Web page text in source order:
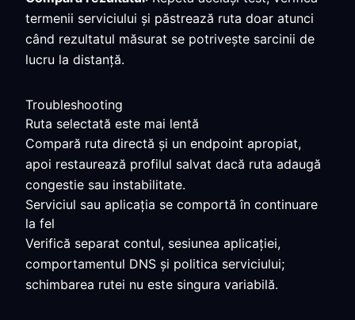
termenii serviciului și păstrează ruta doar atunci
când rezultatul măsurat se potrivește sarcinii de
lucru la distanță.
Troubleshooting
Ruta selectată este mai lentă
Compară ruta directă și un endpoint apropiat,
apoi restaurează profilul salvat dacă ruta adaugă
congestie sau instabilitate.
Serviciul sau aplicația se comportă în continuare
la fel
Verifică separat contul, sesiunea aplicației,
comportamentul DNS și politica serviciului;
schimbarea rutei nu este singura variabilă.